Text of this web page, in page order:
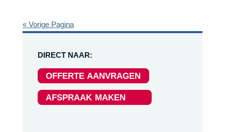
« Vorige Pagina
DIRECT NAAR:
OFFERTE AANVRAGEN
AFSPRAAK MAKEN